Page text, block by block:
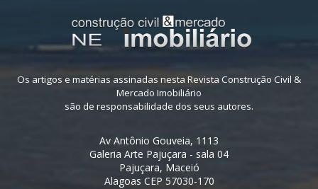
Os artigos e matérias assinadas nesta Revista Construção Civil &
Mercado Imobiliário
são de responsabilidade dos seus autores.
Av Antônio Gouveia, 1113
Galeria Arte Pajuçara - sala 04
Pajuçara, Maceió
Alagoas CEP 57030-170